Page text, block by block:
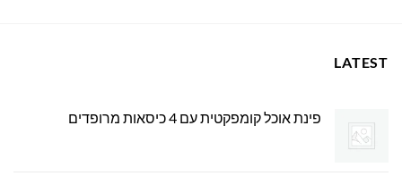
LATEST
פינת אוכל קומפקטית עם 4 כיסאות מרופדים